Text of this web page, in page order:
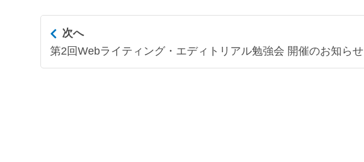
次へ
第2回Webライティング・エディトリアル勉強会 開催のお知らせ